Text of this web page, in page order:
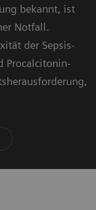
bekannt, ist
Notfall.
der Sepsis-
Procalcitonin-